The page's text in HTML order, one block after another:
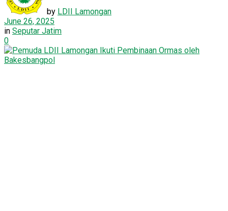
by LDII Lamongan
June 26, 2025
in Seputar Jatim
0